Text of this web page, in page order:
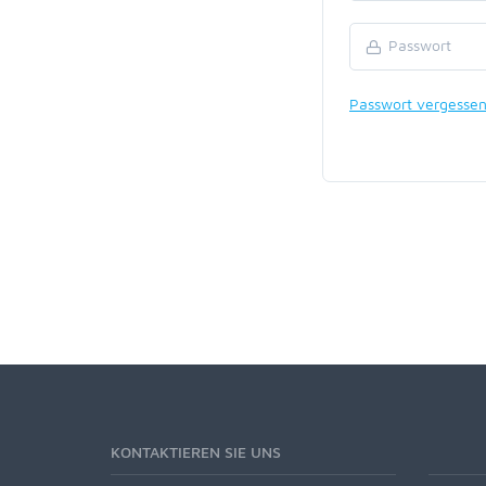
Passwort
KONTAKTIEREN SIE UNS